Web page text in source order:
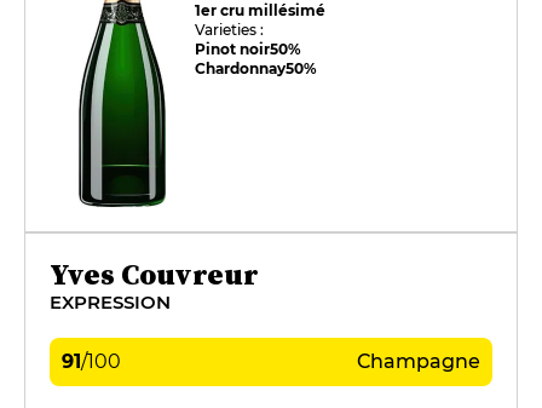
1er cru millésimé
Varieties :
Pinot noir50%
Chardonnay50%
Yves Couvreur
EXPRESSION
91/100 Champagne